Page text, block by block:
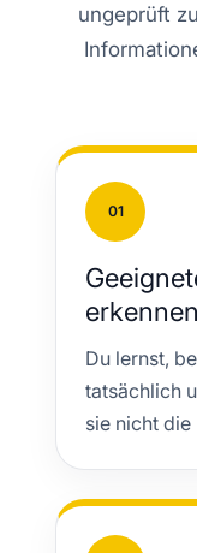
ungeprüft
01
erkennen
Du lernst,
tatsächlich
sie nicht